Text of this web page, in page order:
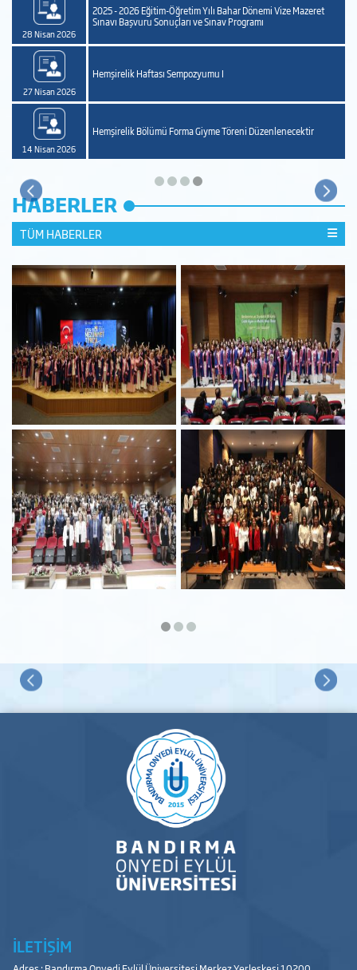
28 Nisan 2026
2025 - 2026 Eğitim-Öğretim Yılı Bahar Dönemi Vize Mazeret
Sınavı Başvuru Sonuçları ve Sınav Programı
27 Nisan 2026
Hemşirelik Haftası Sempozyumu I
14 Nisan 2026
Hemşirelik Bölümü Forma Giyme Töreni Düzenlenecektir
TÜM HABERLER
HABERLER
İLETİŞİM